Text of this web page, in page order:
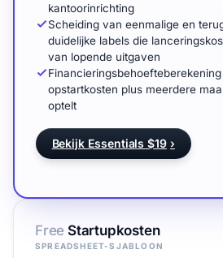
Free Startupkosten
SPREADSHEET-SJABLOON
kantoorinrichting
Scheiding van eenmalige en
duidelijke labels die
van lopende uitgaven
opstartkosten plus meerdere
optelt
Bekijk Essentials $19 ›